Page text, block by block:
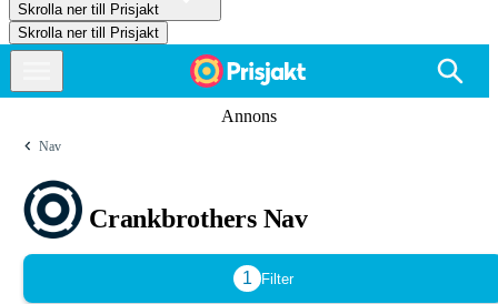
Skrolla ner till Prisjakt
Skrolla ner till Prisjakt
Annons
Nav
Crankbrothers Nav
1 Filter